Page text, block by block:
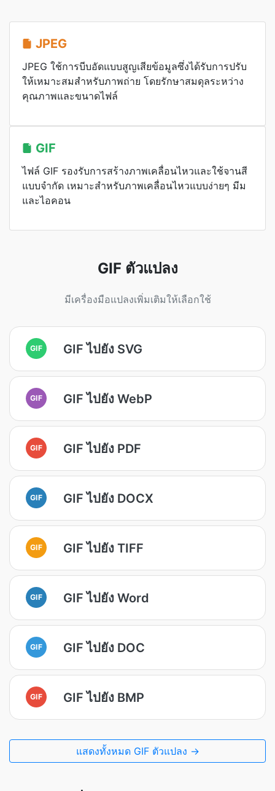
JPEG
JPEG ใช้การบีบอัดแบบสูญเสียข้อมูลซึ่งได้รับการปรับ
ให้เหมาะสมสำหรับภาพถ่าย โดยรักษาสมดุลระหว่าง
คุณภาพและขนาดไฟล์
GIF
ไฟล์ GIF รองรับการสร้างภาพเคลื่อนไหวและใช้จานสี
แบบจำกัด เหมาะสำหรับภาพเคลื่อนไหวแบบง่ายๆ มีม
และไอคอน
GIF ตัวแปลง
มีเครื่องมือแปลงเพิ่มเติมให้เลือกใช้
GIF GIF ไปยัง SVG
GIF GIF ไปยัง WebP
GIF GIF ไปยัง PDF
GIF GIF ไปยัง DOCX
GIF GIF ไปยัง TIFF
GIF GIF ไปยัง Word
GIF GIF ไปยัง DOC
GIF GIF ไปยัง BMP
แสดงทั้งหมด GIF ตัวแปลง →